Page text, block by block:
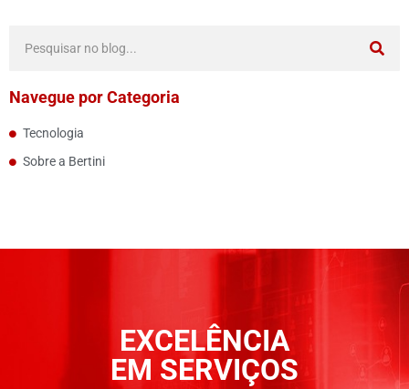
Navegue por Categoria
Tecnologia
Sobre a Bertini
EXCELÊNCIA
EM SERVIÇOS